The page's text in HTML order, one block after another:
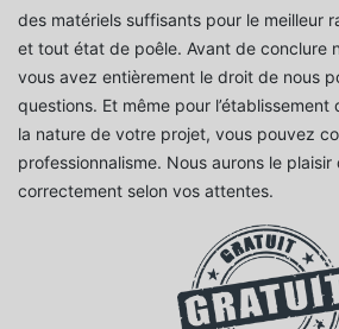
des matériels suffisants pour le meilleur
et tout état de poêle. Avant de conclure
vous avez entièrement le droit de nous
questions. Et même pour
la nature de votre projet, vous pouvez
professionnalisme. Nous aurons le
correctement selon vos attentes.